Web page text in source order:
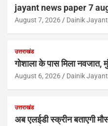
jayant news paper 7
August 7, 2026 Dainik Jayant
उत्तराखंड
गोशाला के पास मिला नवजात,
August 6, 2026 Dainik Jayant
उत्तराखंड
अब एलईडी स्क्रीन बताएगी